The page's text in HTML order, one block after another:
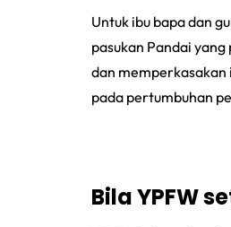
Untuk ibu bapa dan
pasukan Pandai
dan memperkasakan
pada pertumbuhan
Bila YPFW